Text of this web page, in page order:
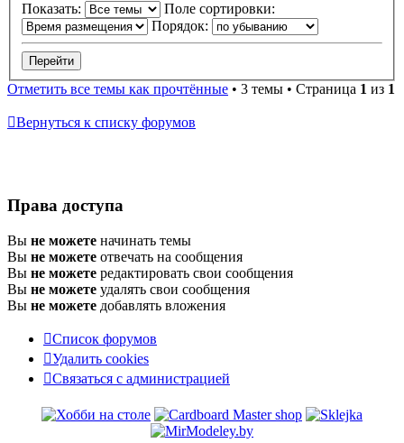
Показать:
Поле сортировки:
Порядок:
Отметить все темы как прочтённые • 3 темы • Страница 1 из 1
Вернуться к списку форумов
Права доступа
Вы не можете начинать темы
Вы не можете отвечать на сообщения
Вы не можете редактировать свои сообщения
Вы не можете удалять свои сообщения
Вы не можете добавлять вложения
Список форумов
Удалить cookies
Связаться
администрацией
Связаться с администрацией